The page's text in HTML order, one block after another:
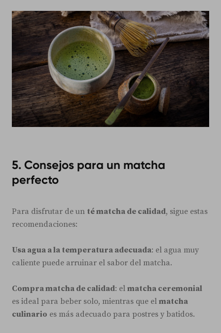
5. Consejos para un matcha
perfecto
Para disfrutar de un té matcha de calidad, sigue estas
recomendaciones:
Usa agua a la temperatura adecuada: el agua muy
caliente puede arruinar el sabor del matcha.
Compra matcha de calidad: el matcha ceremonial
es ideal para beber solo, mientras que el matcha
culinario es más adecuado para postres y batidos.